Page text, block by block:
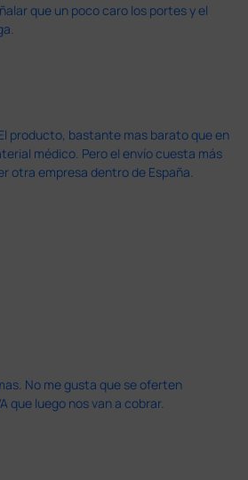
que un poco caro los portes y el
producto, bastante mas barato que en
médico. Pero el envío cuesta más
otra empresa dentro de España.
No me gusta que se oferten
que luego nos van a cobrar.